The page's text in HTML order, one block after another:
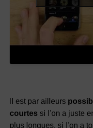
Il est par ailleurs
courtes si l’on a juste
plus longues, si l’on a